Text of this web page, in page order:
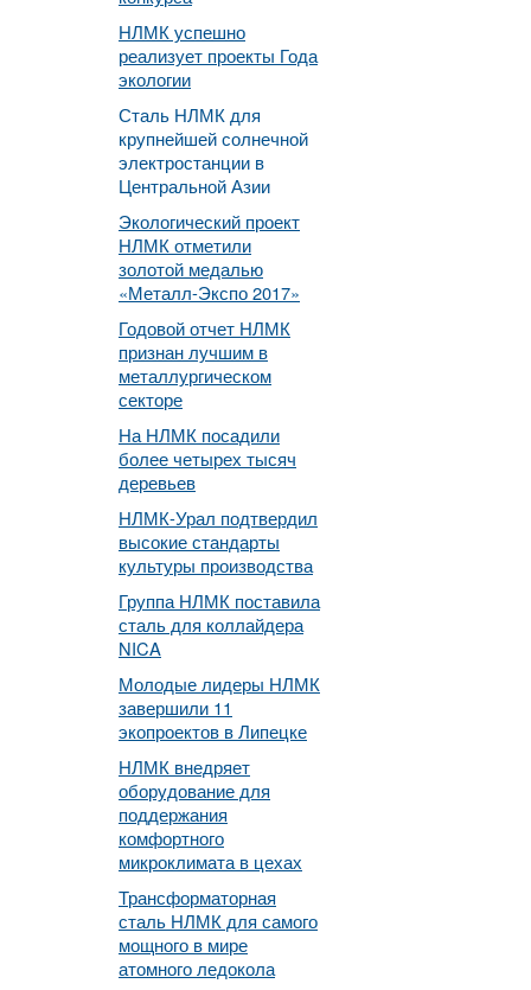
НЛМК успешно
реализует проекты Года
экологии
Сталь НЛМК для
крупнейшей солнечной
электростанции в
Центральной Азии
Экологический проект
НЛМК отметили
золотой медалью
«Металл-Экспо 2017»
Годовой отчет НЛМК
признан лучшим в
металлургическом
секторе
На НЛМК посадили
более четырех тысяч
деревьев
НЛМК-Урал подтвердил
высокие стандарты
культуры производства
Группа НЛМК поставила
сталь для коллайдера
NICA
Молодые лидеры НЛМК
завершили 11
экопроектов в Липецке
НЛМК внедряет
оборудование для
поддержания
комфортного
микроклимата в цехах
Трансформаторная
сталь НЛМК для самого
мощного в мире
атомного ледокола